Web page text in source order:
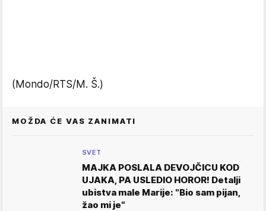
(Mondo/RTS/M. Š.)
MOŽDA ĆE VAS ZANIMATI
SVET
MAJKA POSLALA DEVOJČICU KOD
UJAKA, PA USLEDIO HOROR! Detalji
ubistva male Marije: "Bio sam pijan,
žao mi je"